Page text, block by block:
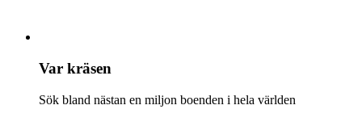
Var kräsen
Sök bland nästan en miljon boenden i hela världen